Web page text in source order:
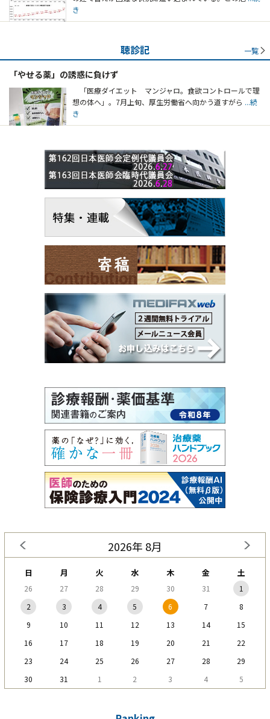
き
聴診記 一覧
「やせる薬」の誘惑に負けず
「医療ダイエット マンジャロ。食欲コントロールで理
想の体へ」。7月上旬、厚生労働省へ向かう道すがら ...続
き
2026年 8月
日 月 火 水 木 金 土
26 27 28 29 30 31
1
2
3 4 5 6 7
8
9
10 11 12 13 14
15
16
17 18 19 20 21
22
23
24 25 26 27 28
29
30
31 1 2 3 4 5